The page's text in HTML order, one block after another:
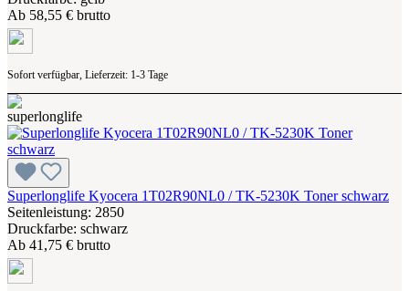
Ab 58,55 € brutto
Sofort verfügbar, Lieferzeit: 1-3 Tage
Superlonglife Kyocera 1T02R90NL0 / TK-5230K Toner schwarz
Seitenleistung: 2850
Druckfarbe: schwarz
Ab 41,75 € brutto